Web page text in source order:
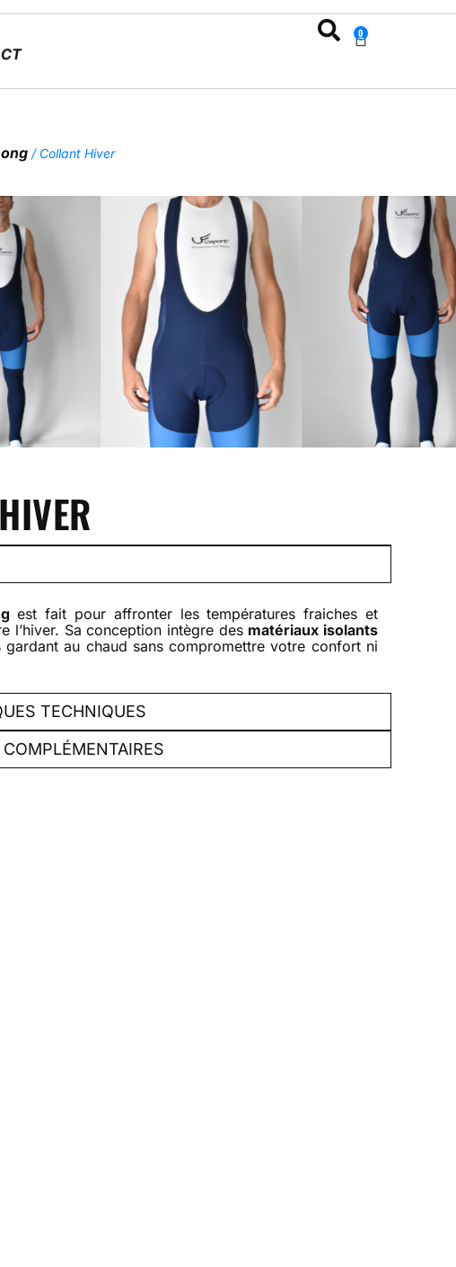
0
/ Collant Hiver
est fait pour affronter les températures fraiches et
l’hiver. Sa conception intègre des matériaux isolants
gardant au chaud sans compromettre votre confort ni
TECHNIQUES